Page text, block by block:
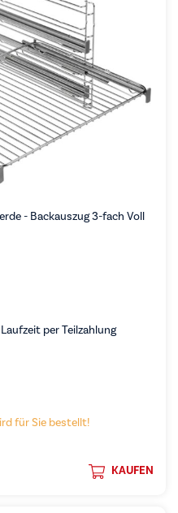
- Backauszug 3-fach Voll
per Teilzahlung
für Sie bestellt!
KAUFEN